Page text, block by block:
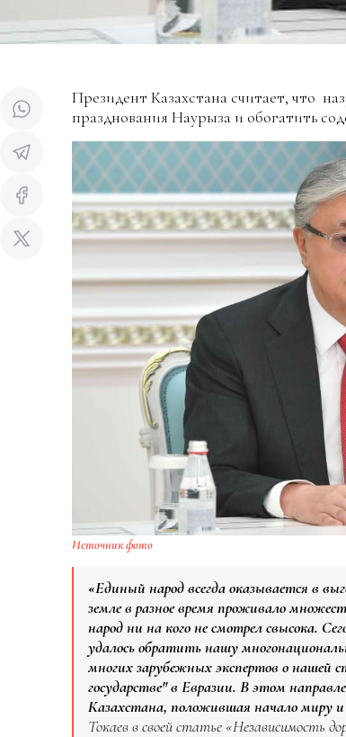
Президент Казахстана считает, что
празднования Наурыза и обогатить
Источник фото
«Единый народ всегда оказывается в
земле в разное время проживало
народ ни на кого не смотрел свысока.
удалось обратить нашу
многих зарубежных экспертов о нашей
государстве" в Евразии. В этом
Казахстана, положившая начало миру
Токаев в своей статье «Независимость